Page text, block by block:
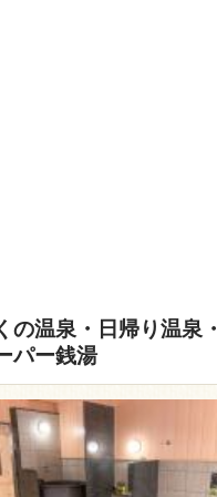
の温泉・日帰り温泉・
パー銭湯